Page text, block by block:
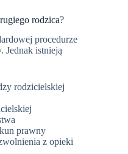
rodzica?
procedurze
Jednak istnieją
rodzicielskiej
prawny
z opieki